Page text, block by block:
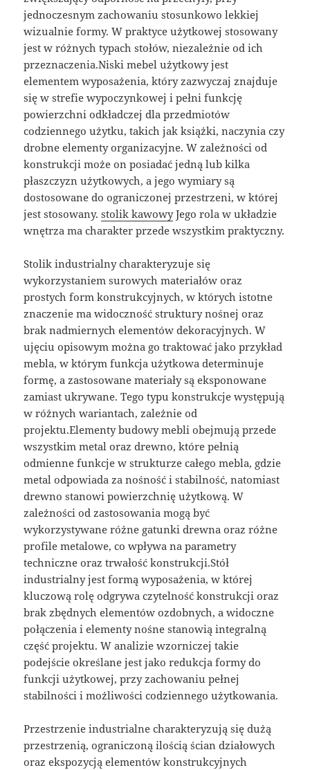
jednoczesnym zachowaniu stosunkowo lekkiej
wizualnie formy. W praktyce użytkowej stosowany
jest w różnych typach stołów, niezależnie od ich
przeznaczenia.Niski mebel użytkowy jest
elementem wyposażenia, który zazwyczaj znajduje
się w strefie wypoczynkowej i pełni funkcję
powierzchni odkładczej dla przedmiotów
codziennego użytku, takich jak książki, naczynia czy
drobne elementy organizacyjne. W zależności od
konstrukcji może on posiadać jedną lub kilka
płaszczyzn użytkowych, a jego wymiary są
dostosowane do ograniczonej przestrzeni, w której
jest stosowany.stolik kawowyJego rola w układzie
wnętrza ma charakter przede wszystkim praktyczny.
Stolik industrialny charakteryzuje się
wykorzystaniem surowych materiałów oraz
prostych form konstrukcyjnych, w których istotne
znaczenie ma widoczność struktury nośnej oraz
brak nadmiernych elementów dekoracyjnych. W
ujęciu opisowym można go traktować jako przykład
mebla, w którym funkcja użytkowa determinuje
formę, a zastosowane materiały są eksponowane
zamiast ukrywane. Tego typu konstrukcje występują
w różnych wariantach, zależnie od
projektu.Elementy budowy mebli obejmują przede
wszystkim metal oraz drewno, które pełnią
odmienne funkcje w strukturze całego mebla, gdzie
metal odpowiada za nośność i stabilność, natomiast
drewno stanowi powierzchnię użytkową. W
zależności od zastosowania mogą być
wykorzystywane różne gatunki drewna oraz różne
profile metalowe, co wpływa na parametry
techniczne oraz trwałość konstrukcji.Stół
industrialny jest formą wyposażenia, w której
kluczową rolę odgrywa czytelność konstrukcji oraz
brak zbędnych elementów ozdobnych, a widoczne
połączenia i elementy nośne stanowią integralną
część projektu. W analizie wzorniczej takie
podejście określane jest jako redukcja formy do
funkcji użytkowej, przy zachowaniu pełnej
stabilności i możliwości codziennego użytkowania.
Przestrzenie industrialne charakteryzują się dużą
przestrzenią, ograniczoną ilością ścian działowych
oraz ekspozycją elementów konstrukcyjnych